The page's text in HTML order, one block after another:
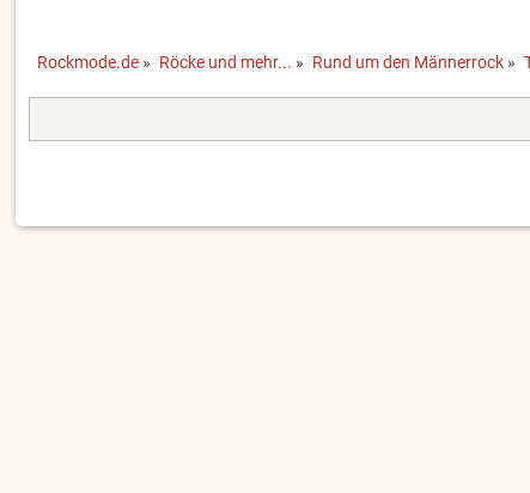
Rockmode.de » Röcke und mehr... » Rund um den Männerrock »